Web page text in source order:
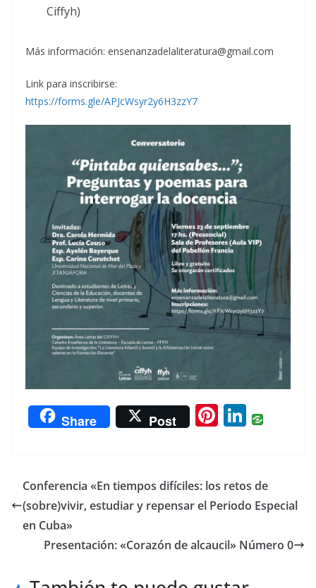
Ciffyh)
Más información: ensenanzadelaliteratura@gmail.com
Link para inscribirse:
https://forms.gle/APJcWsyr2y6H3zzY7
Share Post Pi
e
st
Li
e
dI
Conferencia «En tiempos difíciles: los retos de
(sobre)vivir, estudiar y repensar el Periodo Especial
en Cuba»
Presentación: «Corazón de alcaucil» Número 0